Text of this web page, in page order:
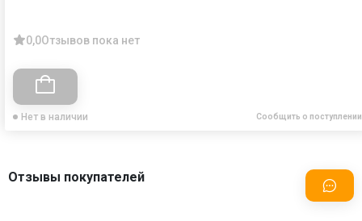
0,0Отзывов пока нет
Нет в наличии Сообщить о поступлении
Отзывы покупателей